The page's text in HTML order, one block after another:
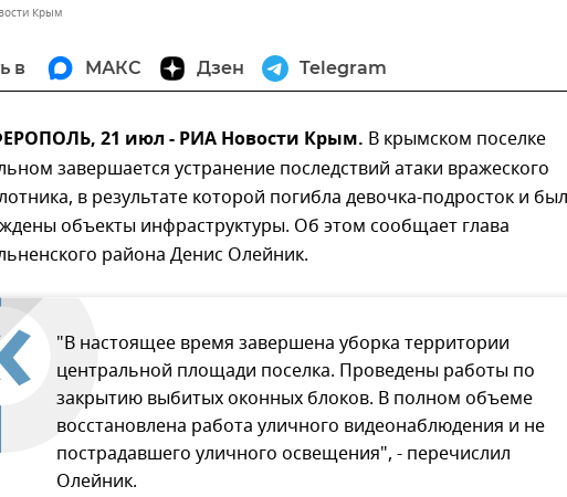
Крым
в МАКС Дзен Telegram
21 июл - РИА Новости Крым. В крымском поселке
завершается устранение последствий атаки вражеского
в результате которой погибла девочка-подросток и
объекты инфраструктуры. Об этом сообщает глава
района Денис Олейник.
"В настоящее время завершена уборка территории
центральной площади поселка. Проведены работы по
закрытию выбитых оконных блоков. В полном объеме
восстановлена работа уличного видеонаблюдения и не
пострадавшего уличного освещения", - перечислил
Олейник.